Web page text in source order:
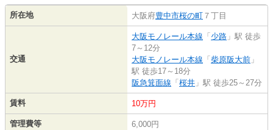
所在地 大阪府豊中市桜の町 ７丁目
交通
大阪モノレール本線 「 少路 」駅 徒歩
7～12分
大阪モノレール本線 「 柴原阪大前 」
駅 徒歩17～18分
阪急箕面線 「 桜井 」駅 徒歩25～27分
賃料 10万円
管理費等 6,000円